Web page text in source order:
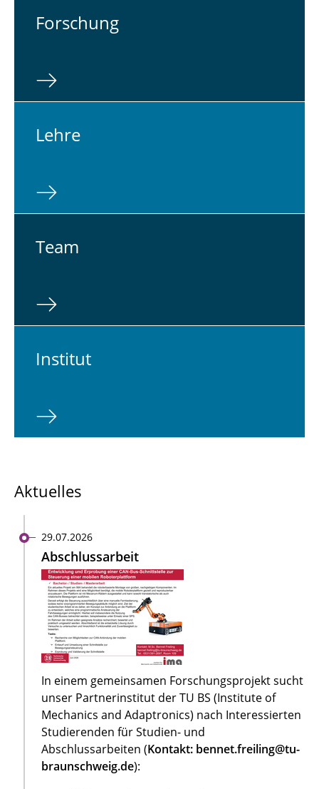
For­schung
Lehre
Team
In­sti­tut
Aktuelles
29.07.2026
Abschlussarbeit
In einem gemeinsamen Forschungsprojekt sucht
unser Partnerinstitut der TU BS (Institute of
Mechanics and Adaptronics) nach Interessierten
Studierenden für Studien- und
Abschlussarbeiten (Kontakt: bennet.freiling@tu-
braunschweig.de):